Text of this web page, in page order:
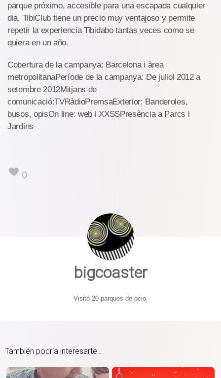
parque próximo, accesible para una escapada cualquier
dia. TibiClub tiene un precio muy ventajoso y permite
repetir la experiencia Tibidabo tantas veces como se
quiera en un año.
Cobertura de la campanya: Barcelona i àrea
metropolitanaPeríode de la campanya: De juliol 2012 a
setembre 2012Mitjans de
comunicació:TVRàdioPremsaExterior: Banderoles,
busos, opisOn line: web i XXSSPresència a Parcs i
Jardins
0
bigcoaster
Visitó 20 parques de ocio.
También podría interesarte...